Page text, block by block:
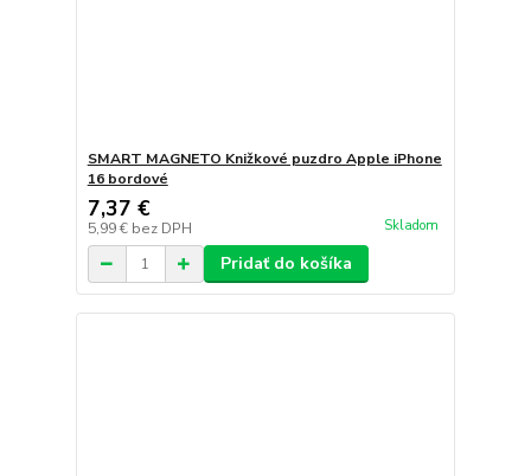
SMART MAGNETO Knižkové puzdro Apple iPhone
16 bordové
7,37 €
5,99 € bez DPH Skladom
Pridať do košíka